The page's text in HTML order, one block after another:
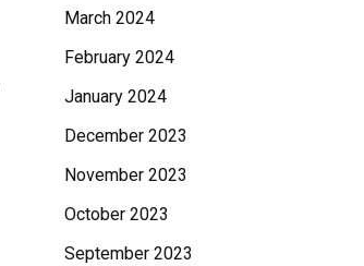
March 2024
February 2024
January 2024
December 2023
November 2023
October 2023
September 2023